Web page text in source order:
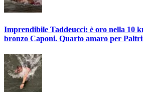
Imprendibile Taddeucci: è oro nella 10
bronzo Caponi. Quarto amaro per